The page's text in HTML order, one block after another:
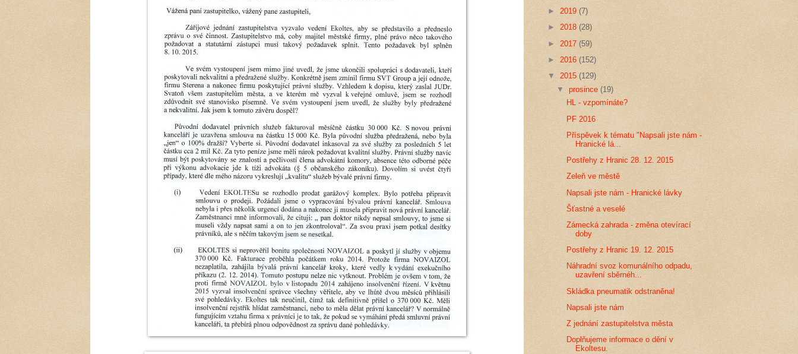
► 2019 (7)
► 2018 (28)
► 2017 (59)
► 2016 (152)
▼ 2015 (129)
▼prosince (19)
HL - vzpomínáte?
PF 2016
Příspěvek k tématu "Napsali jste nám -
Hranické lá...
Postřehy z Hranic 28. 12. 2015
Zeleň ve městě
Napsali jste nám - Hranické lávky
Šťastné a veselé
Zámecká zahrada - změna otevírací
doby
Postřehy z Hranic 19. 12. 2015
Náhradní svoz komunálního odpadu,
uzavření sběrnéh...
Skládka pneumatik odstraněna!
Napsali jste nám
Z jednání zastupitelstva města
Doplňujeme informace o dění v
Ekoltesu.